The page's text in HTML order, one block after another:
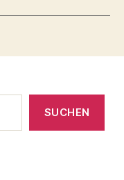
SUCHEN